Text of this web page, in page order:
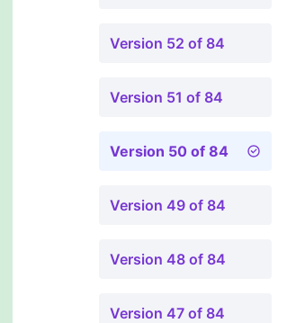
Version 52 of 84
Version 51 of 84
Version 50 of 84
Version 49 of 84
Version 48 of 84
Version 47 of 84